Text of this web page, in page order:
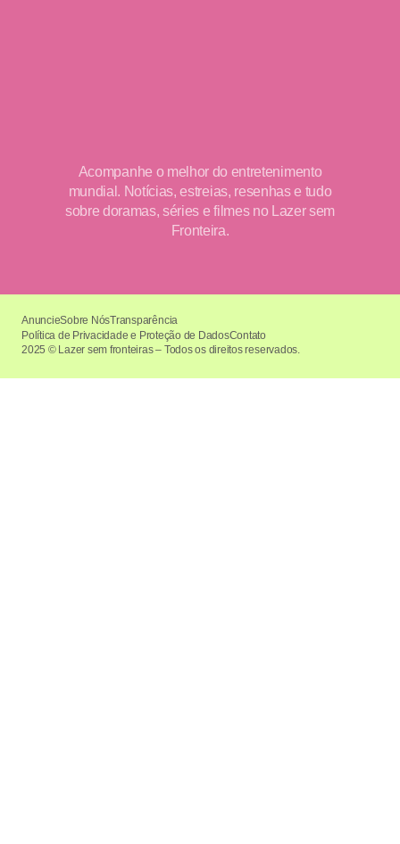
Acompanhe o melhor do entretenimento
mundial. Notícias, estreias, resenhas e tudo
sobre doramas, séries e filmes no Lazer sem
Fronteira.
2025 © Lazer sem fronteiras – Todos os direitos reservados.
AnuncieSobre NósTransparência
Política de Privacidade e Proteção de DadosContato